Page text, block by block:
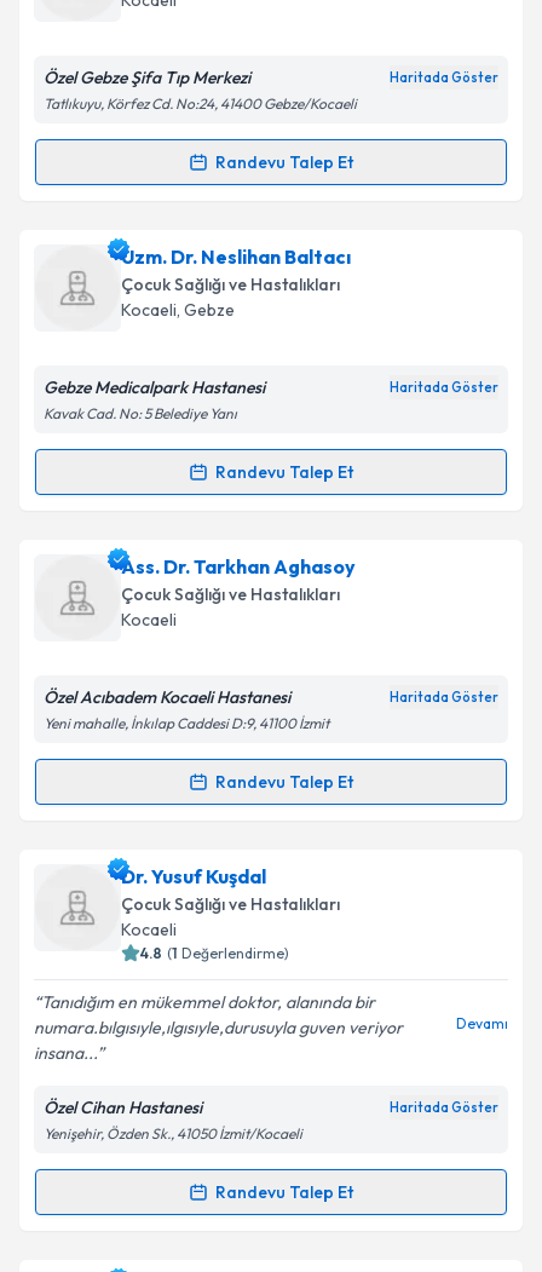
Kişisel verilerimin işlenmesine ilişkin
Metni'ni okudum ve kişisel verilerimin belirtilen
Takvim Talebini Gönder
Özel Gebze Şifa Tıp Merkezi Haritada Göster
Tatlıkuyu, Körfez Cd. No:24, 41400 Gebze/Kocaeli
Randevu Talep Et
Randevu Takvimi Talebi
Uzm. Dr. Metin Örnekiçin randevu takvimi talebi
oluşturun. Size bu uzmandan randevu almanız için bir
takvim hazırlandığında e-posta ile bilgilendireceğiz.
Kişisel verilerimin işlenmesine ilişkin
Metni'ni okudum ve kişisel verilerimin belirtilen
Takvim Talebini Gönder
Uzm. Dr. Neslihan Baltacı
Çocuk Sağlığı ve Hastalıkları
Kocaeli, Gebze
Gebze Medicalpark Hastanesi Haritada Göster
Kavak Cad. No: 5 Belediye Yanı
Randevu Talep Et
Randevu Takvimi Talebi
Uzm. Dr. Neslihan Baltacıiçin randevu takvimi talebi
oluşturun. Size bu uzmandan randevu almanız için bir
takvim hazırlandığında e-posta ile bilgilendireceğiz.
Kişisel verilerimin işlenmesine ilişkin
Metni'ni okudum ve kişisel verilerimin belirtilen
Takvim Talebini Gönder
Ass. Dr. Tarkhan Aghasoy
Çocuk Sağlığı ve Hastalıkları
Kocaeli
Özel Acıbadem Kocaeli Hastanesi Haritada Göster
Yeni mahalle, İnkılap Caddesi D:9, 41100 İzmit
Randevu Talep Et
Randevu Takvimi Talebi
Ass. Dr. Tarkhan Aghasoy
oluşturun. Size bu uzmandan randevu almanız için bir
takvim hazırlandığında e-posta ile bilgilendireceğiz.
Metni'ni okudum ve kişisel verilerimin belirtilen
kapsamda işlenmesini kabul ediyorum.
Takvim Talebini Gönder
Dr. Yusuf Kuşdal
Çocuk Sağlığı ve Hastalıkları
Kocaeli
4.8 (1 Değerlendirme)
Tanıdığım en mükemmel doktor, alanında bir
numara.bılgısıyle,ılgısıyle,durusuyla guven veriyor
insana...
Devamı
Özel Cihan Hastanesi Haritada Göster
Yenişehir, Özden Sk., 41050 İzmit/Kocaeli
Randevu Talep Et
Randevu Takvimi Talebi